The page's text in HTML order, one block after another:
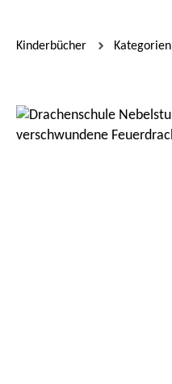
Kinderbücher Kategorien
Bildergalerie überspringen